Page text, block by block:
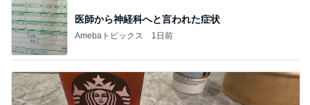
医師から神経科へと言われた症状
Amebaトピックス 1日前